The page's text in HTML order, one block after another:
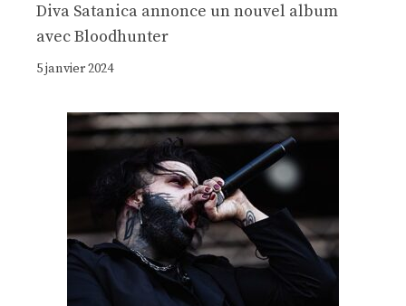
Diva Satanica annonce un nouvel album
avec Bloodhunter
5 janvier 2024